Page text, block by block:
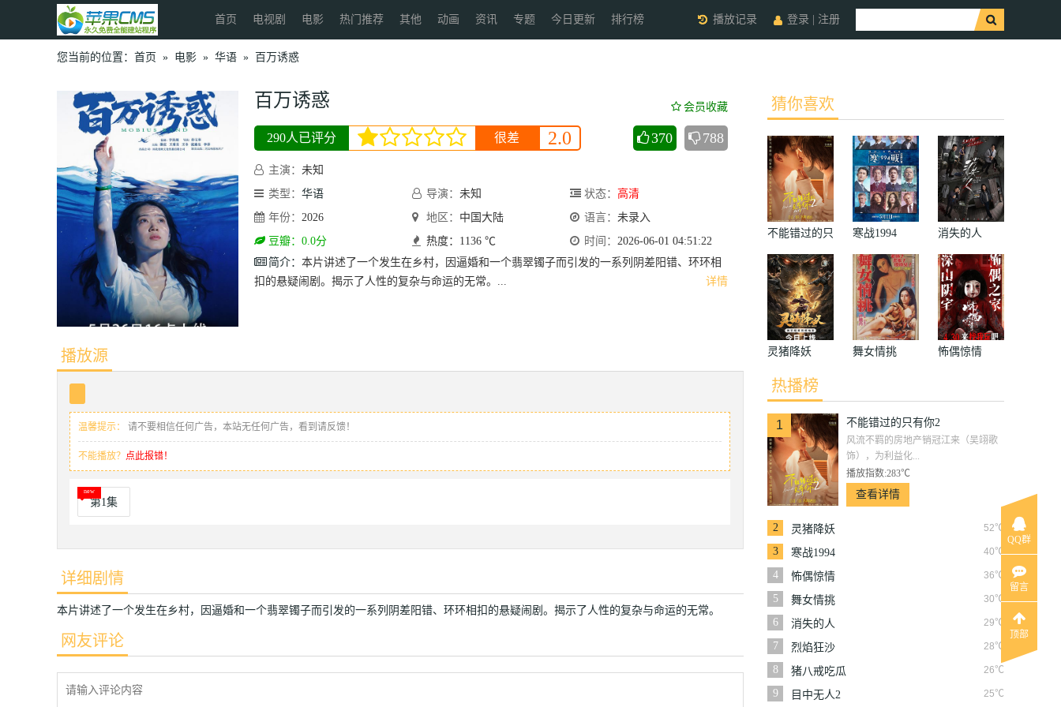
首页 电视剧 电影 热门推荐 其他 动画 资讯 专题 今日更新 排行榜 登录 注册
播放记录
您当前的位置： 首页 » 电影 » 华语 » 百万诱惑
百万诱惑 会员收藏
290人已评分 很差 2.0 370 788
主演： 未知
类型： 华语 导演： 未知 状态： 高清
年份： 2026 地区： 中国大陆 语言： 未录入
豆瓣：0.0分
热度：1136 ℃ 时间： 2026-06-01 04:51:22
简介：
详情
本片讲述了一个发生在乡村，因逼婚和一个翡翠镯子而引发的一系列阴差阳错、环环相
扣的悬疑闹剧。揭示了人性的复杂与命运的无常。...
播放源
温馨提示： 请不要相信任何广告，本站无任何广告，看到请反馈！
不能播放？ 点此报错！
第1集
详细剧情
本片讲述了一个发生在乡村，因逼婚和一个翡翠镯子而引发的一系列阴差阳错、环环相扣的悬疑闹剧。揭示了人性的复杂与命运的无常。
网友评论
猜你喜欢
不能错过的只
有你2
寒战1994 消失的人
灵猪降妖 舞女情挑 怖偶惊情
热播榜
1 不能错过的只有你2
风流不羁的房地产销冠江来（吴翊歌
饰），为利益化...
播放指数:283℃
查看详情
2 52℃
灵猪降妖
3
40℃
寒战1994
4
36℃
怖偶惊情
5
30℃
舞女情挑
6
29℃
消失的人
7
28℃
烈焰狂沙
8
26℃
猪八戒吃瓜
9
25℃
目中无人2
QQ群
留言
顶部